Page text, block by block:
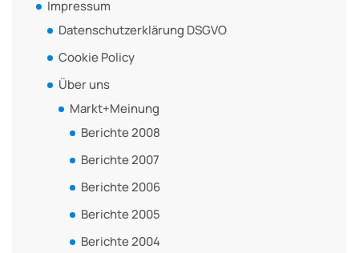
Impressum
Datenschutzerklärung DSGVO
Cookie Policy
Über uns
Markt+Meinung
Berichte 2008
Berichte 2007
Berichte 2006
Berichte 2005
Berichte 2004